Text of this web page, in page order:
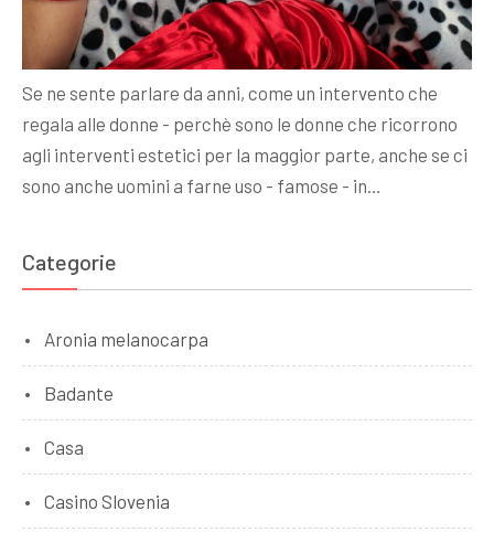
Se ne sente parlare da anni, come un intervento che
regala alle donne - perchè sono le donne che ricorrono
agli interventi estetici per la maggior parte, anche se ci
sono anche uomini a farne uso - famose - in…
Categorie
Aronia melanocarpa
Badante
Casa
Casino Slovenia